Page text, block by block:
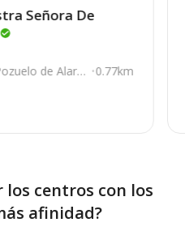
online recientemente
Señora De
de Alarc
0.77km
los centros con los
afinidad?